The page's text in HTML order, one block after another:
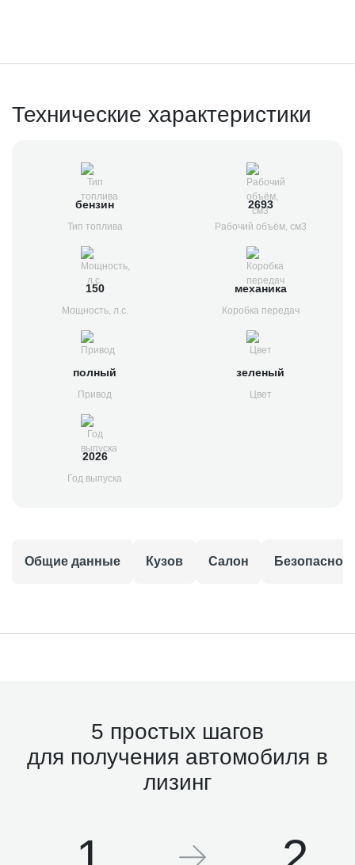
Технические характеристики
бензин
Тип топлива
2693
Рабочий объём, см3
150
Мощность, л.с.
механика
Коробка передач
полный
Привод
зеленый
Цвет
2026
Год выпуска
Общие данные Кузов Салон
5 простых шагов
для получения автомобиля в
лизинг